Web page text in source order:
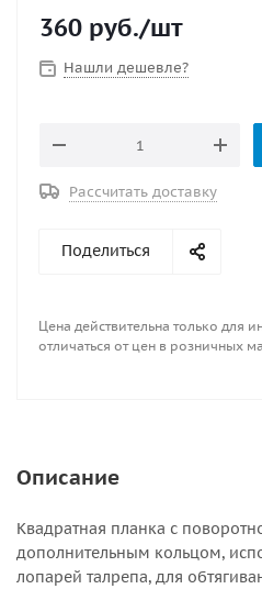
фиксации швартовых, якорных
360 руб./шт
Нашли дешевле?
Рассчитать доставку
Поделиться
Цена действительна только для
отличаться от цен в розничных
Описание
Квадратная планка с
дополнительным кольцом,
лопарей талрепа, для